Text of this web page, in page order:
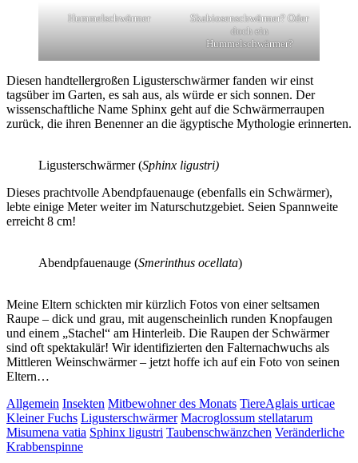
Hummelschwärmer
Skabiosenschwärmer? Oder
doch ein
Hummelschwärmer?
Diesen handtellergroßen Ligusterschwärmer fanden wir einst
tagsüber im Garten, es sah aus, als würde er sich sonnen. Der
wissenschaftliche Name Sphinx geht auf die Schwärmerraupen
zurück, die ihren Benenner an die ägyptische Mythologie erinnerten.
Ligusterschwärmer (Sphinx ligustri)
Dieses prachtvolle Abendpfauenauge (ebenfalls ein Schwärmer),
lebte einige Meter weiter im Naturschutzgebiet. Seien Spannweite
erreicht 8 cm!
Abendpfauenauge (Smerinthus ocellata)
Meine Eltern schickten mir kürzlich Fotos von einer seltsamen
Raupe – dick und grau, mit augenscheinlich runden Knopfaugen
und einem „Stachel“ am Hinterleib. Die Raupen der Schwärmer
sind oft spektakulär! Wir identifizierten den Falternachwuchs als
Mittleren Weinschwärmer – jetzt hoffe ich auf ein Foto von seinen
Eltern…
Allgemein Insekten Mitbewohner des Monats TiereAglais urticae
Kleiner Fuchs Ligusterschwärmer Macroglossum stellatarum
Misumena vatia Sphinx ligustri Taubenschwänzchen Veränderliche
Krabbenspinne